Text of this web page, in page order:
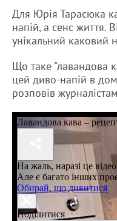
Для Юрія Тарасюка
напій, а сенс життя.
унікальний каковий
Що таке "лавандова
цей диво-напій в
розповів